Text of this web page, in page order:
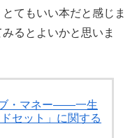
てもいい本だと感じま
るとよいかと思いま
・マネー――一生
セット」に関する